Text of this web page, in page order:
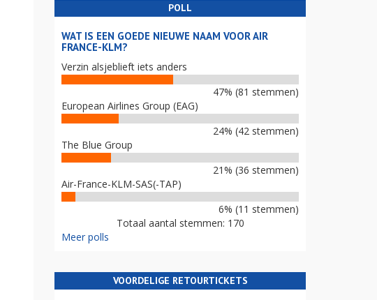
POLL
WAT IS EEN GOEDE NIEUWE NAAM VOOR AIR
FRANCE-KLM?
Verzin alsjeblieft iets anders
47% (81 stemmen)
European Airlines Group (EAG)
24% (42 stemmen)
The Blue Group
21% (36 stemmen)
Air-France-KLM-SAS(-TAP)
6% (11 stemmen)
Totaal aantal stemmen: 170
Meer polls
VOORDELIGE RETOURTICKETS